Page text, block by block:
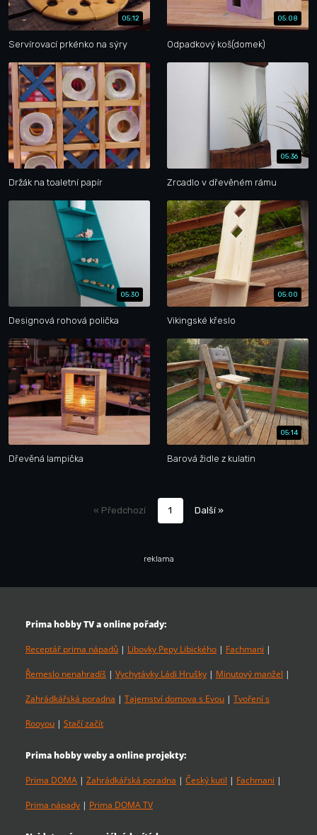
05:12
Servírovací prkénko na sýry
05:08
Odpadkový koš(domek)
Držák na toaletní papír
05:36
Zrcadlo v dřevěném rámu
05:30
Designová rohová polička
05:00
Vikingské křeslo
Dřevěná lampička
05:14
Barová židle z kulatin
« Předchozí 1 Další »
reklama
Prima hobby TV a online pořady:
Receptář prima nápadů | Libovky Pepy Libického | Fachmani |
Řemeslo nenahradíš | Vychytávky Ládi Hrušky | Minutový manžel |
Zahrádkářská poradna | Tajemství domova s Evou | Tvoření s
Rooyou | Stačí začít
Prima hobby weby a online projekty:
Prima DOMA | Zahrádkářská poradna | Český kutil | Fachmani |
Prima nápady | Prima DOMA TV